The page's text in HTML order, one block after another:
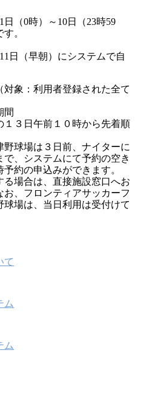
（0時）～10日（23時59
。
日（早朝）にシステムで自
対象：利用者登録された全て
間
１３日午前１０時から先着順
野球場は３日前、ナイターに
、システムにて予約の空き
約の申込みができます。
る場合は、直接施設窓口へお
お、フロンティアサッカーフ
球場は、当日利用は受付けて
て
ム
ム